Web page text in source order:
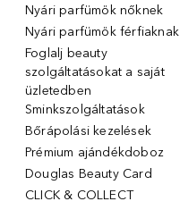
Nyári parfümök nőknek
Nyári parfümök férfiaknak
Foglalj beauty
szolgáltatásokat a saját
üzletedben
Sminkszolgáltatások
Bőrápolási kezelések
Prémium ajándékdoboz
Douglas Beauty Card
CLICK & COLLECT